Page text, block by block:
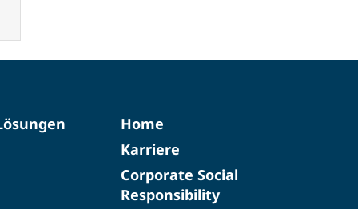
Home
Karriere
Corporate Social
Responsibility